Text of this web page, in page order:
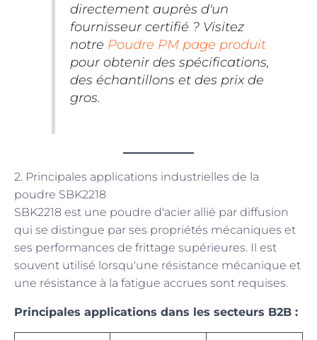
directement auprès d'un
fournisseur certifié ? Visitez
notre Poudre PM page produit
pour obtenir des spécifications,
des échantillons et des prix de
gros.
2. Principales applications industrielles de la
poudre SBK2218
SBK2218 est une poudre d'acier allié par diffusion
qui se distingue par ses propriétés mécaniques et
ses performances de frittage supérieures. Il est
souvent utilisé lorsqu'une résistance mécanique et
une résistance à la fatigue accrues sont requises.
Principales applications dans les secteurs B2B :